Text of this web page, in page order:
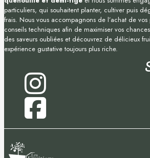
particuliers, qui souhaitent planter, cultiver puis
frais. Nous vous accompagnons de l’achat de vos
conseils techniques afin de maximiser vos
des saveurs oubliées et découvrez de délicieux
expérience gustative toujours plus riche.